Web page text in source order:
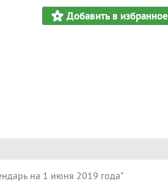
Добавить в избранное